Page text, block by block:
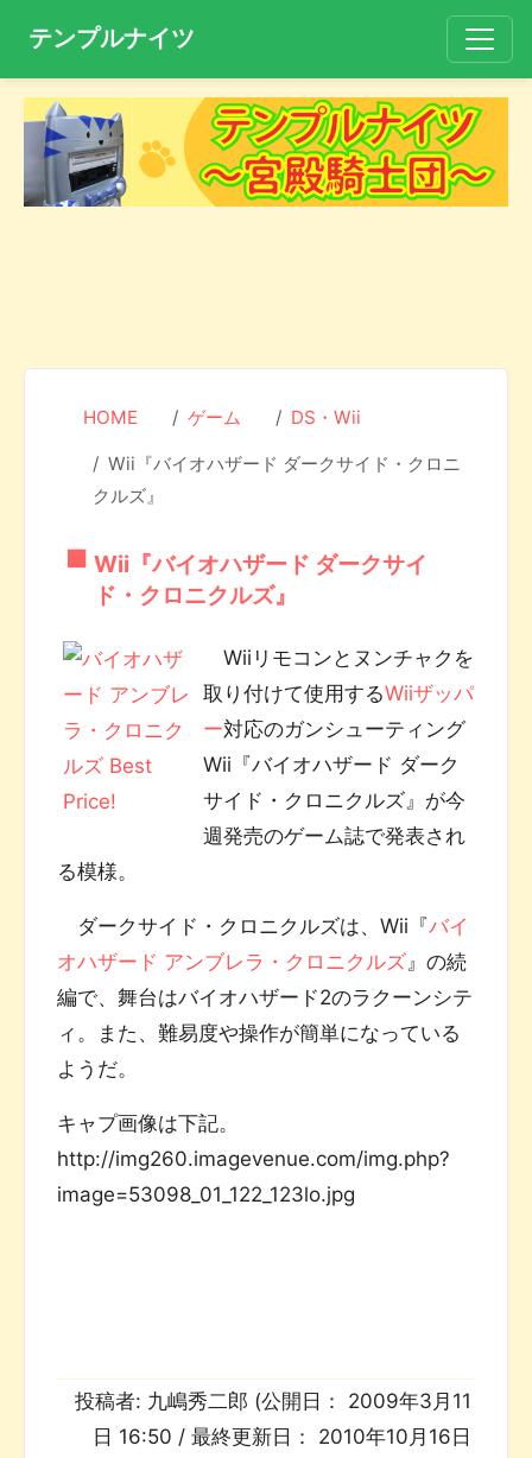
テンプルナイツ
HOME ゲーム DS・Wii
Wii『バイオハザード ダークサイド・クロニ
クルズ』
Wii『バイオハザード ダークサイ
ド・クロニクルズ』
Wiiリモコンとヌンチャクを
取り付けて使用するWiiザッパ
ー対応のガンシューティング
Wii『バイオハザード ダーク
サイド・クロニクルズ』が今
週発売のゲーム誌で発表され
る模様。
ダークサイド・クロニクルズは、Wii『バイ
オハザード アンブレラ・クロニクルズ 』の続
編で、舞台はバイオハザード2のラクーンシテ
ィ。また、難易度や操作が簡単になっている
ようだ。
キャプ画像は下記。
http://img260.imagevenue.com/img.php?
image=53098_01_122_123lo.jpg
投稿者: 九嶋秀二郎 (公開日： 2009年3月11
日 16:50 / 最終更新日： 2010年10月16日